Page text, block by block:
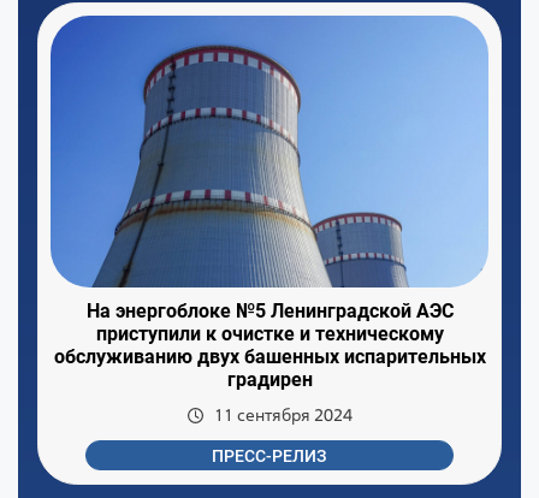
На энергоблоке №5 Ленинградской АЭС
приступили к очистке и техническому
обслуживанию двух башенных испарительных
градирен
11 сентября 2024
ПРЕСС-РЕЛИЗ